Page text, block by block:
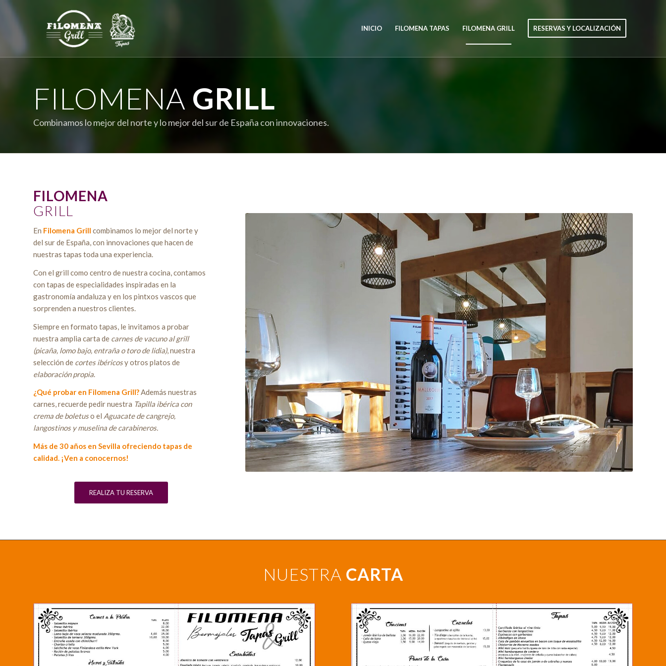
INICIO FILOMENA TAPAS FILOMENA GRILL RESERVAS Y LOCALIZACIÓN
FILOMENA GRILL
Combinamos lo mejor del norte y lo mejor del sur de España con innovaciones.
FILOMENA
GRILL
En Filomena Grill combinamos lo mejor del norte y
del sur de España, con innovaciones que hacen de
nuestras tapas toda una experiencia.
Con el grill como centro de nuestra cocina, contamos
con tapas de especialidades inspiradas en la
gastronomía andaluza y en los pintxos vascos que
sorprenden a nuestros clientes.
Siempre en formato tapas, le invitamos a probar
nuestra amplia carta de carnes de vacuno al grill
(picaña, lomo bajo, entraña o toro de lidia), nuestra
selección de cortes ibéricosy otros platos de
elaboración propia.
¿Qué probar en Filomena Grill?Además nuestras
carnes, recuerde pedir nuestra Tapilla ibérica con
crema de boletuso el Aguacate de cangrejo,
langostinos y muselina de carabineros.
Más de 30 años en Sevilla ofreciendo tapas de
calidad. ¡Ven a conocernos!
REALIZA TU RESERVA
NUESTRA CARTA